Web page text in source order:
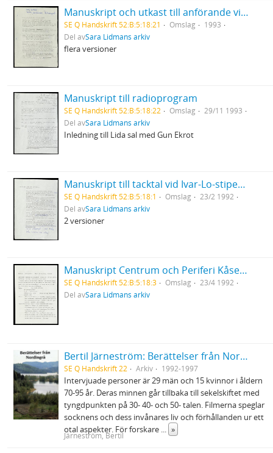
Manuskript och utkast till anförande vid mottgandet av Harry Martinsson-priset
SE Q Handskrift 52:B:5:18:21 Omslag
1993
Del avSara Lidmans arkiv
flera versioner
Manuskript till radioprogram
SE Q Handskrift 52:B:5:18:22 Omslag
29/11 1993
Del avSara Lidmans arkiv
Inledning till Lida sal med Gun Ekrot
Manuskript till tacktal vid Ivar-Lo-stipendiets utdelning
SE Q Handskrift 52:B:5:18:1 Omslag
23/2 1992
Del avSara Lidmans arkiv
2 versioner
Manuskript Centrum och Periferi Kåseri på Konstfack
SE Q Handskrift 52:B:5:18:3 Omslag
23/4 1992
Del avSara Lidmans arkiv
Bertil Järneström: Berättelser från Nordingrå, 48 videofilmer inspelade 1992-1997
SE Q Handskrift 22 Arkiv 1992-1997
Intervjuade personer är 29 män och 15 kvinnor i åldern
70-95 år. Deras minnen går tillbaka till sekelskiftet med
tyngdpunkten på 30- 40- och 50- talen. Filmerna speglar
socknens och dess invånares liv och förhållanden ur ett
otal aspekter. För forskare ... »
Järneström, Bertil